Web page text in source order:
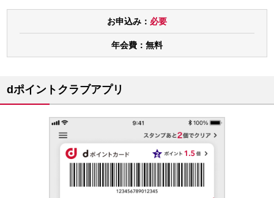
お申込み： 必要
年会費： 無料
dポイントクラブアプリ